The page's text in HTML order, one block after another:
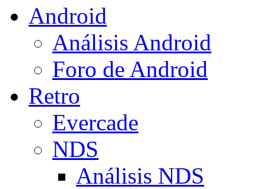
Android
Análisis Android
Foro de Android
Retro
Evercade
NDS
Análisis NDS